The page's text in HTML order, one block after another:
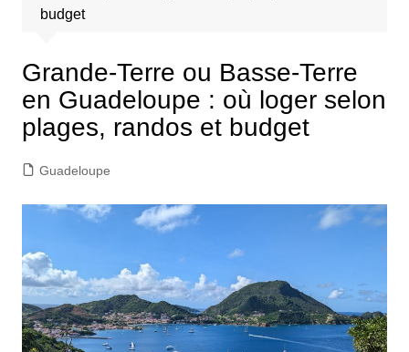
budget
Grande-Terre ou Basse-Terre
en Guadeloupe : où loger selon
plages, randos et budget
Guadeloupe